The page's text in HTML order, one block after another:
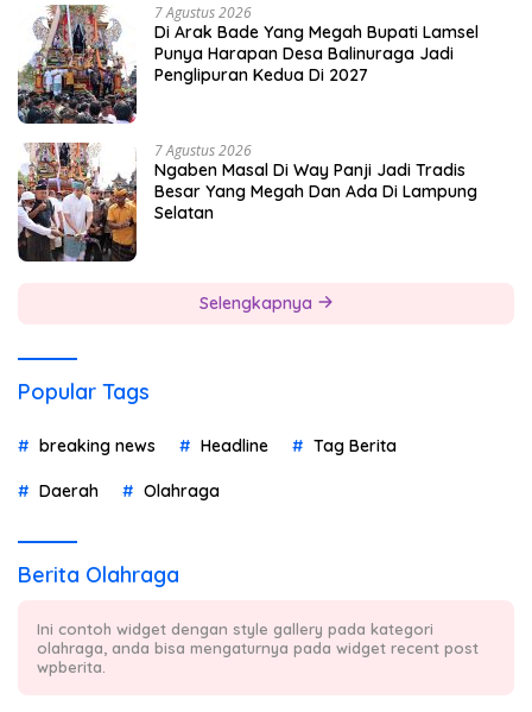
7 Agustus 2026
Di Arak Bade Yang Megah Bupati Lamsel
Punya Harapan Desa Balinuraga Jadi
Penglipuran Kedua Di 2027
7 Agustus 2026
Ngaben Masal Di Way Panji Jadi Tradis
Besar Yang Megah Dan Ada Di Lampung
Selatan
Selengkapnya
Popular Tags
breaking news Headline Tag Berita
Daerah Olahraga
Berita Olahraga
Ini contoh widget dengan style gallery pada kategori
olahraga, anda bisa mengaturnya pada widget recent post
wpberita.